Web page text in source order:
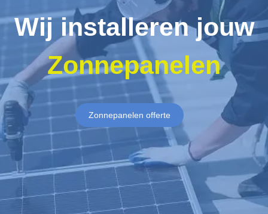
Wij installeren jouw
Zonnepanelen
Zonnepanelen offerte